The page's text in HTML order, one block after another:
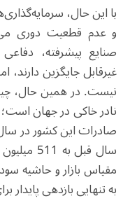
با این حال،
و عدم قطعیت دوری
صنایع پیشرفته،
غیرقابل جایگزین دارند،
نیست. در همین حال،
نادر خاکی در جهان
سال
مقیاس بازار و حاشیه
به تنهایی بازدهی پایدار